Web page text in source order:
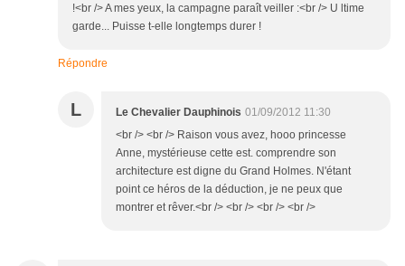
!<br /> A mes yeux, la campagne paraît veiller :<br /> U ltime
garde... Puisse t-elle longtemps durer !
Répondre
L Le Chevalier Dauphinois 01/09/2012 11:30
<br /> <br /> Raison vous avez, hooo princesse
Anne, mystérieuse cette est. comprendre son
architecture est digne du Grand Holmes. N'étant
point ce héros de la déduction, je ne peux que
montrer et rêver.<br /> <br /> <br /> <br />